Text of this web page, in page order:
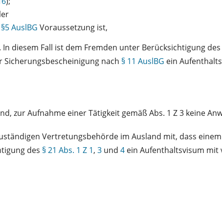
§5 AuslBG Voraussetzung ist,
diesem Fall ist dem Fremden unter Berücksichtigung des
nach § 11 AuslBG ein
zur Aufnahme einer Tätigkeit gemäß Abs. 1 Z 3 keine
Vertretungsbehörde im Ausland mit, dass
des § 21 Abs. 1 Z 1, 3 und 4 ein Aufenthaltsvisum